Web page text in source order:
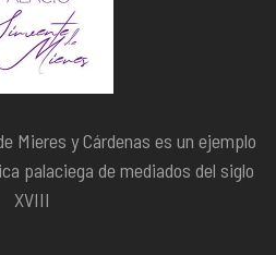
Mieres y Cárdenas es un ejemplo
palaciega de mediados del siglo
XVIII